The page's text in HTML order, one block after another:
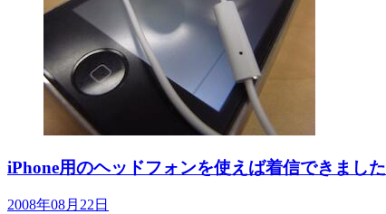
iPhone用のヘッドフォンを使えば着信できました
2008年08月22日